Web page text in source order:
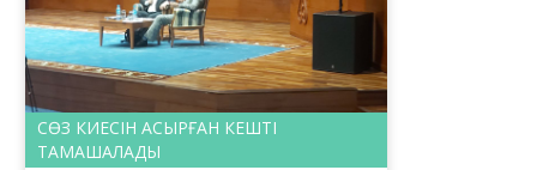
СӨЗ КИЕСІН АСЫРҒАН КЕШТІ
ТАМАШАЛАДЫ